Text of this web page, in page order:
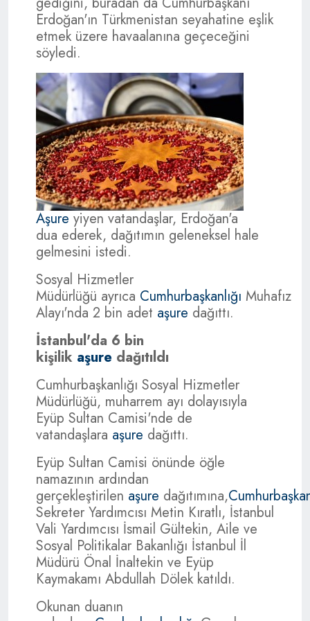
Erdoğan'ın Türkmenistan seyahatine eşlik
etmek üzere havaalanına geçeceğini
söyledi.
Aşure yiyen vatandaşlar, Erdoğan'a
dua ederek, dağıtımın geleneksel hale
gelmesini istedi.
Sosyal Hizmetler
Müdürlüğü ayrıca Cumhurbaşkanlığı Muhafız
Alayı'nda 2 bin adet aşure dağıttı.
İstanbul'da 6 bin
kişilik aşure dağıtıldı
Cumhurbaşkanlığı Sosyal Hizmetler
Müdürlüğü, muharrem ayı dolayısıyla
Eyüp Sultan Camisi'nde de
vatandaşlara aşure dağıttı.
Eyüp Sultan Camisi önünde öğle
namazının ardından
gerçekleştirilen aşure dağıtımına,
Sekreter Yardımcısı Metin Kıratlı, İstanbul
Vali Yardımcısı İsmail Gültekin, Aile ve
Sosyal Politikalar Bakanlığı İstanbul İl
Müdürü Önal İnaltekin ve Eyüp
Kaymakamı Abdullah Dölek katıldı.
Okunan duanın